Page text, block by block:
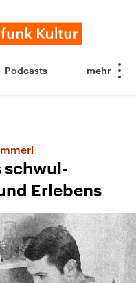
Podcasts
schwul-
Erlebens